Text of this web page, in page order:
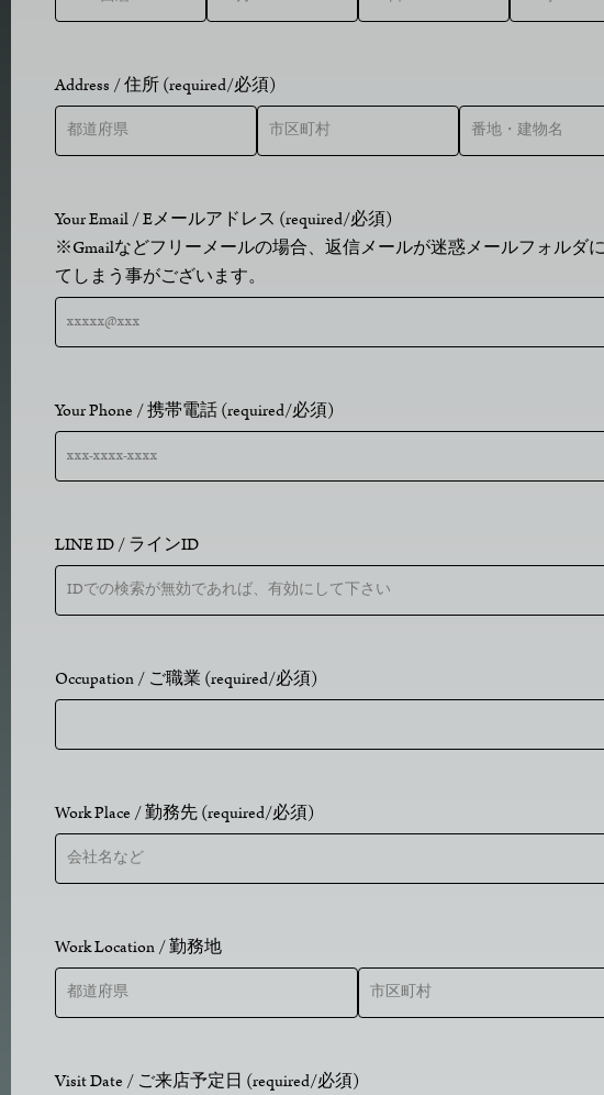
Address / 住所 (required/必須)
Your Email / Eメールアドレス (required/必須)
※Gmailなどフリーメールの場合、返信メールが迷惑メールフォルダ
てしまう事がございます。
Your Phone / 携帯電話 (required/必須)
LINE ID / ラインID
Occupation / ご職業 (required/必須)
Work Place / 勤務先 (required/必須)
Work Location / 勤務地
Visit Date / ご来店予定日 (required/必須)